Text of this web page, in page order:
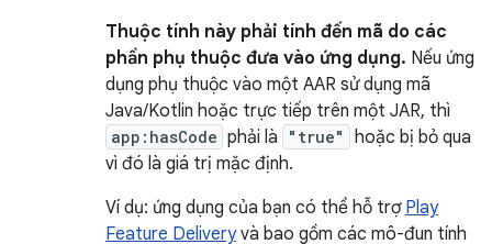
Thuộc tính này phải tính đến mã do các
phần phụ thuộc đưa vào ứng dụng. Nếu ứng
dụng phụ thuộc vào một AAR sử dụng mã
Java/Kotlin hoặc trực tiếp trên một JAR, thì
app:hasCode phải là "true"
hoặc bị bỏ qua
vì đó là giá trị mặc định.
Ví dụ: ứng dụng của bạn có thể hỗ trợ Play
Feature Deliveryvà bao gồm các mô-đun tính